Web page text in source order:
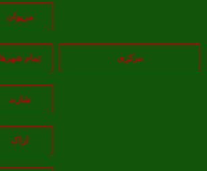
مريوان
مرکزی تمام شهر‌ها
شازند